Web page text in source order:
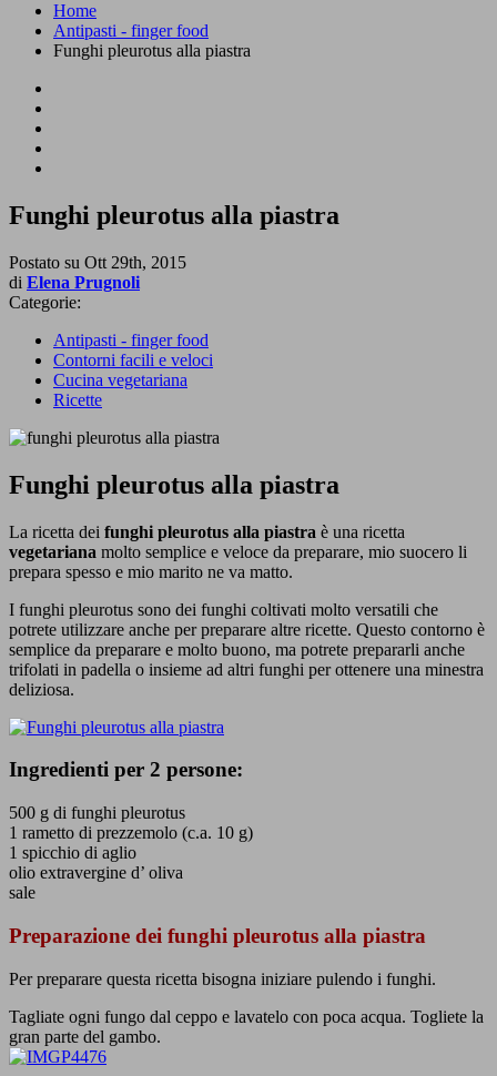
Home
Antipasti - finger food
Funghi pleurotus alla piastra
Funghi pleurotus alla piastra
Postato su Ott 29th, 2015
di Elena Prugnoli
Categorie:
Antipasti - finger food
Contorni facili e veloci
Cucina vegetariana
Ricette
Funghi pleurotus alla piastra
La ricetta dei funghi pleurotus alla piastra è una ricetta
vegetariana molto semplice e veloce da preparare, mio suocero li
prepara spesso e mio marito ne va matto.
I funghi pleurotus sono dei funghi coltivati molto versatili che
potrete utilizzare anche per preparare altre ricette. Questo contorno è
semplice da preparare e molto buono, ma potrete prepararli anche
trifolati in padella o insieme ad altri funghi per ottenere una minestra
deliziosa.
Ingredienti per 2 persone:
500 g di funghi pleurotus
1 rametto di prezzemolo (c.a. 10 g)
1 spicchio di aglio
olio extravergine d’ oliva
sale
Preparazione dei funghi pleurotus alla piastra
Per preparare questa ricetta bisogna iniziare pulendo i funghi.
Tagliate ogni fungo dal ceppo e lavatelo con poca acqua. Togliete la
gran parte del gambo.